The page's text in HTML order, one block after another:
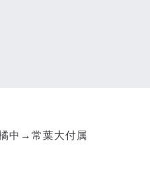
中→常葉大付属